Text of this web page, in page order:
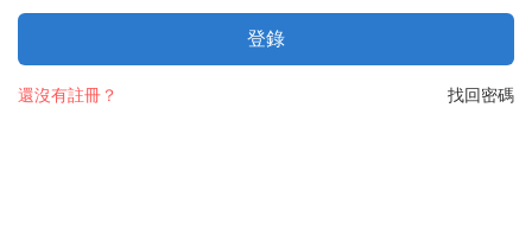
登錄
找回密碼
還沒有註冊？